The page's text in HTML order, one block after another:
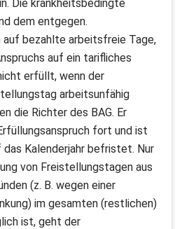
Die krankheitsbedingte
dem entgegen.
auf bezahlte arbeitsfreie Tage,
auf ein tarifliches
erfüllt, wenn der
arbeitsunfähig
die Richter des BAG. Er
fort und ist
Kalenderjahr befristet. Nur
von Freistellungstagen aus
(z. B. wegen einer
im gesamten (restlichen)
ist, geht der